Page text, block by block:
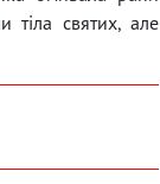
тіла святих, але